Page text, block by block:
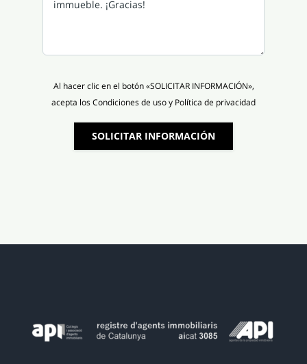
Al hacer clic en el botón «SOLICITAR INFORMACIÓN»,
acepta los Condiciones de uso y Política de privacidad
SOLICITAR INFORMACIÓN